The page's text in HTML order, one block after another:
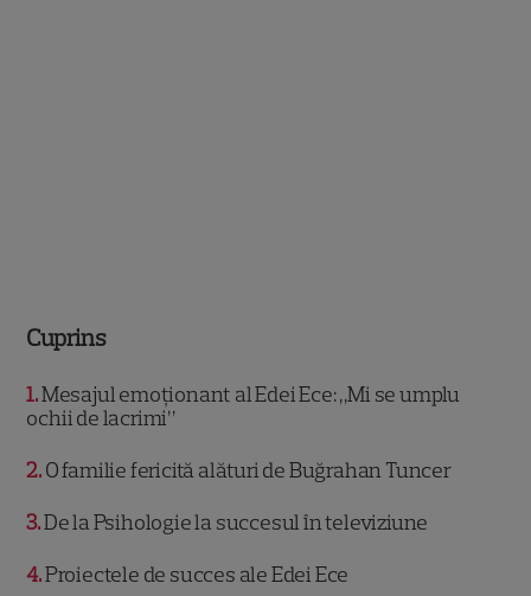
Cuprins
1 Mesajul emoționant al Edei Ece: „Mi se umplu
ochii de lacrimi”
2 O familie fericită alături de Buğrahan Tuncer
3 De la Psihologie la succesul în televiziune
4 Proiectele de succes ale Edei Ece